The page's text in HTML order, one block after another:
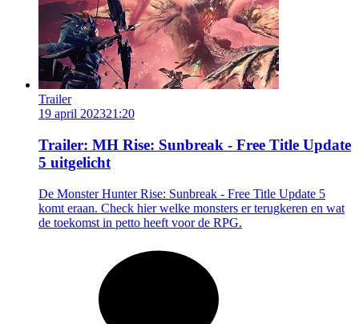
Trailer
19 april 202321:20
Trailer: MH Rise: Sunbreak - Free Title Update
5 uitgelicht
De Monster Hunter Rise: Sunbreak - Free Title Update 5
komt eraan. Check hier welke monsters er terugkeren en wat
de toekomst in petto heeft voor de RPG.